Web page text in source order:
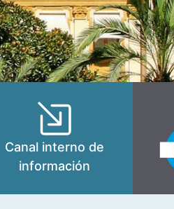
Canal interno de
información